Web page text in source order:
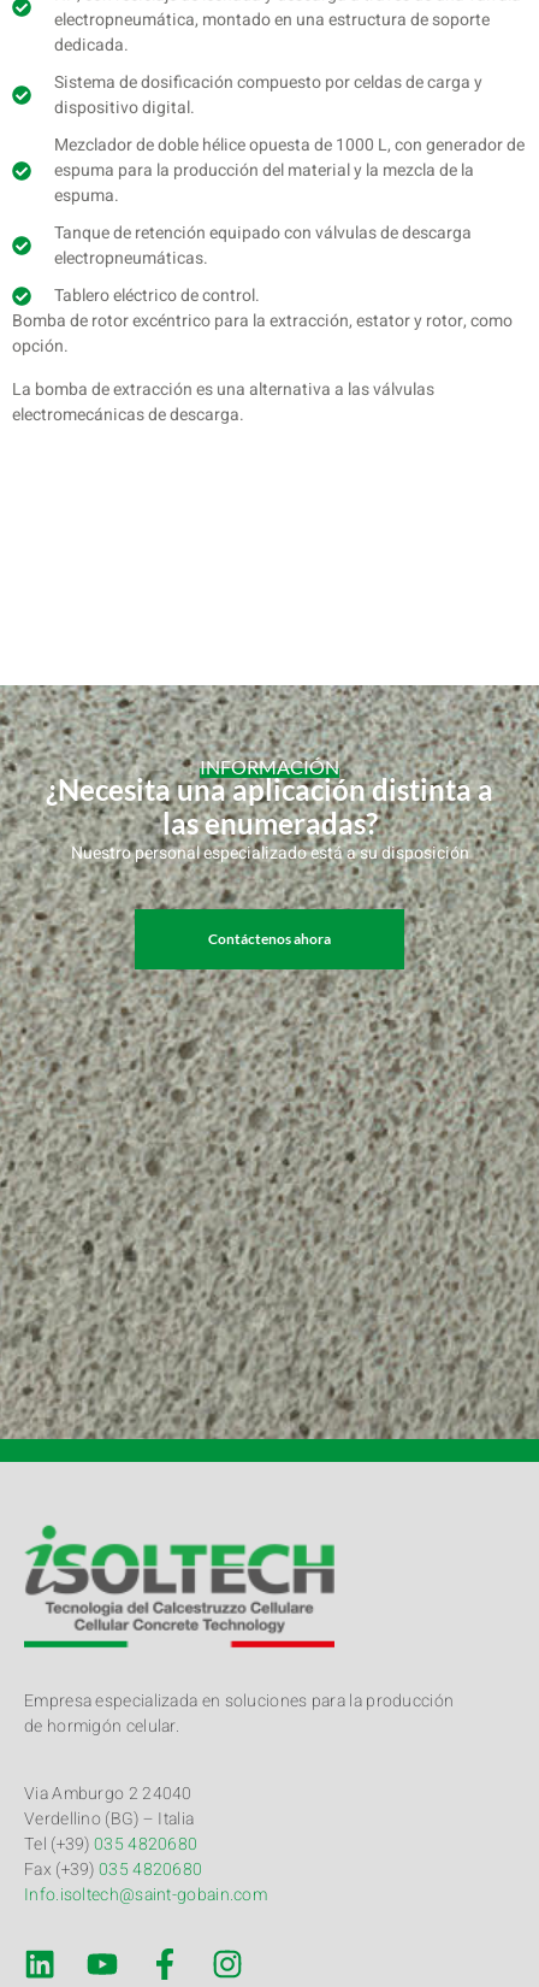
electropneumática, montado en una estructura de soporte
dedicada.
Sistema de dosificación compuesto por celdas de carga y
dispositivo digital.
Mezclador de doble hélice opuesta de 1000 L, con generador de
espuma para la producción del material y la mezcla de la
espuma.
Tanque de retención equipado con válvulas de descarga
electropneumáticas.
Tablero eléctrico de control.
Bomba de rotor excéntrico para la extracción, estator y rotor, como
opción.
La bomba de extracción es una alternativa a las válvulas
electromecánicas de descarga.
INFORMACIÓN
¿Necesita una aplicación distinta a
las enumeradas?
Nuestro personal especializado está a su disposición
Contáctenos ahora
Empresa especializada en soluciones para la producción
de hormigón celular.
Via Amburgo 2 24040
Verdellino (BG) – Italia
Tel (+39)035 4820680
Fax (+39)035 4820680
Info.isoltech@saint-gobain.com